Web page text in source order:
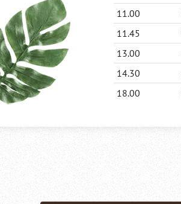
11.00
11.45
13.00
14.30
18.00